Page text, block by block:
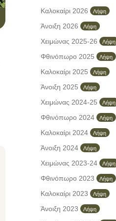
Καλοκαίρι 2026 Λήψη
Άνοιξη 2026 Λήψη
Χειμώνας 2025-26 Λήψη
Φθινόπωρο 2025 Λήψη
Καλοκαίρι 2025 Λήψη
Άνοιξη 2025 Λήψη
Χειμώνας 2024-25 Λήψη
Φθινόπωρο 2024 Λήψη
Καλοκαίρι 2024 Λήψη
Άνοιξη 2024 Λήψη
Χειμώνας 2023-24 Λήψη
Φθινόπωρο 2023 Λήψη
Καλοκαίρι 2023 Λήψη
Άνοιξη 2023 Λήψη